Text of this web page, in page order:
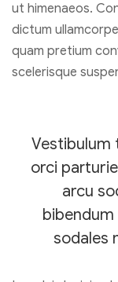
ut himenaeos.
dictum
quam pretium
scelerisque
Vestibulum
orci
arcu
sodales